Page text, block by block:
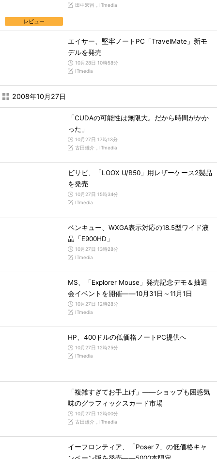
レビュー
田中宏昌，ITmedia
エイサー、堅牢ノートPC「TravelMate」新モ
デルを発売
10月28日 10時58分
ITmedia
2008年10月27日
「CUDAの可能性は無限大。だから時間がかか
った」
10月27日 17時13分
古田雄介，ITmedia
ビサビ、「LOOX U/B50」用レザーケース2製品
を発売
10月27日 15時34分
ITmedia
ベンキュー、WXGA表示対応の18.5型ワイド液
晶「E900HD」
10月27日 13時28分
ITmedia
MS、「Explorer Mouse」発売記念デモ＆抽選
会イベントを開催――10月31日～11月1日
10月27日 12時28分
ITmedia
HP、400ドルの低価格ノートPC提供へ
10月27日 12時25分
ITmedia
「複雑すぎてお手上げ」――ショップも困惑気
味のグラフィックスカード市場
10月27日 12時00分
古田雄介，ITmedia
イーフロンティア、「Poser 7」の低価格キャ